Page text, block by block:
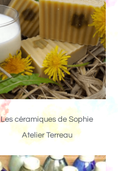
Les céramiques de Sophie
Atelier Terreau